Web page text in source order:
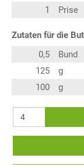
1
Prise
Zutaten für die
0,5
Bund
125
g
100
g